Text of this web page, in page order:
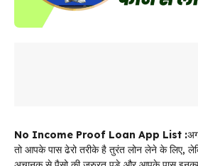
No Income Proof Loan App List :
तो आपके पास ढेरो तरीके है तुरंत लोन लेने के लिए,